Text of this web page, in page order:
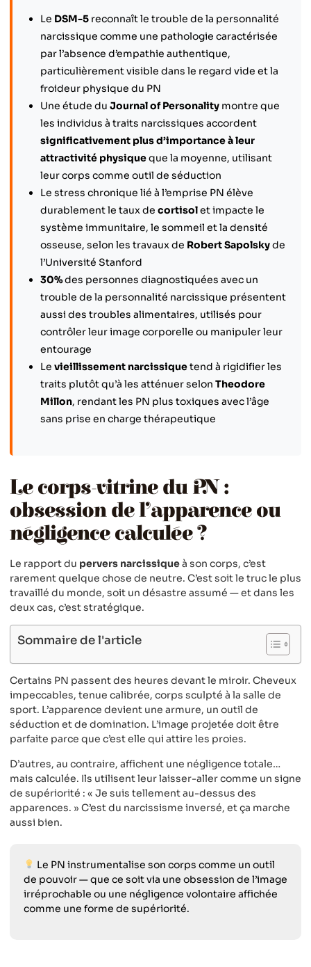
Le DSM-5 reconnaît le trouble de la personnalité
narcissique comme une pathologie caractérisée
par l’absence d’empathie authentique,
particulièrement visible dans le regard vide et la
froideur physique du PN
Une étude du Journal of Personality montre que
les individus à traits narcissiques accordent
significativement plus d’importance à leur
attractivité physiqueque la moyenne, utilisant
leur corps comme outil de séduction
Le stress chronique lié à l’emprise PN élève
durablement le taux de cortisolet impacte le
système immunitaire, le sommeil et la densité
osseuse, selon les travaux de Robert Sapolskyde
l’Université Stanford
30%des personnes diagnostiquées avec un
trouble de la personnalité narcissique présentent
aussi des troubles alimentaires, utilisés pour
contrôler leur image corporelle ou manipuler leur
entourage
Le vieillissement narcissiquetend à rigidifier les
traits plutôt qu’à les atténuer selon Theodore
Millon, rendant les PN plus toxiques avec l’âge
sans prise en charge thérapeutique
Le corps-vitrine du PN :
obsession de l’apparence ou
négligence calculée ?
Le rapport du pervers narcissiqueà son corps, c’est
rarement quelque chose de neutre. C’est soit le truc le plus
travaillé du monde, soit un désastre assumé — et dans les
deux cas, c’est stratégique.
Sommaire de l'article
Certains PN passent des heures devant le miroir. Cheveux
impeccables, tenue calibrée, corps sculpté à la salle de
sport. L’apparence devient une armure, un outil de
séduction et de domination. L’image projetée doit être
parfaite parce que c’est elle qui attire les proies.
D’autres, au contraire, affichent une négligence totale…
mais calculée. Ils utilisent leur laisser-aller comme un signe
de supériorité : « Je suis tellement au-dessus des
apparences. » C’est du narcissisme inversé, et ça marche
aussi bien.
Le PN instrumentalise son corps comme un outil
de pouvoir — que ce soit via une obsession de l’image
irréprochable ou une négligence volontaire affichée
comme une forme de supériorité.